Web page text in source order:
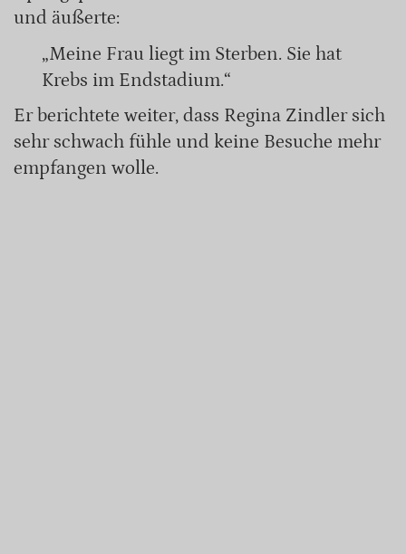
und äußerte:
„Meine Frau liegt im Sterben. Sie hat
Krebs im Endstadium.“
Er berichtete weiter, dass Regina Zindler sich
sehr schwach fühle und keine Besuche mehr
empfangen wolle.